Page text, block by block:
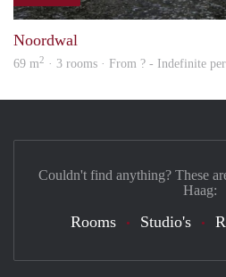
Noordwal
69 m2 · 3 rooms · From ? - Indefinite
Couldn't find anything? These
Haag:
Rooms Studio's